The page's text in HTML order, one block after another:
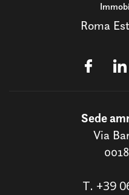
Roma Est
Sede
Via
T. +39